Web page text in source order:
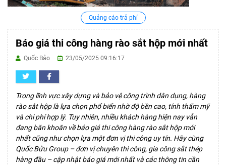
Quảng cáo trả phí
Báo giá thi công hàng rào sắt hộp mới nhất
Quốc Bảo 23/05/2025 09:16:17
Trong lĩnh vực xây dựng và bảo vệ công trình dân dụng, hàng
rào sắt hộp là lựa chọn phổ biến nhờ độ bền cao, tính thẩm mỹ
và chi phí hợp lý. Tuy nhiên, nhiều khách hàng hiện nay vẫn
đang băn khoăn về báo giá thi công hàng rào sắt hộp mới
nhất cũng như chọn lựa một đơn vị thi công uy tín. Hãy cùng
Quốc Bửu Group – đơn vị chuyên thi công, gia công sắt thép
hàng đầu – cập nhật báo giá mới nhất và các thông tin cần